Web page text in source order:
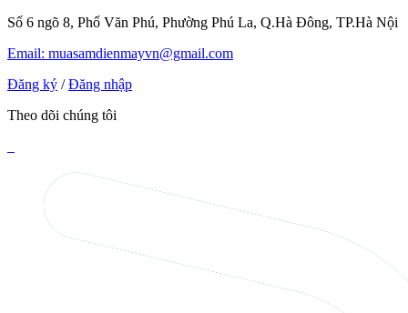
Số 6 ngõ 8, Phố Văn Phú, Phường Phú La, Q.Hà Đông, TP.Hà Nội
Email: muasamdienmayvn@gmail.com
Đăng ký / Đăng nhập
Theo dõi chúng tôi